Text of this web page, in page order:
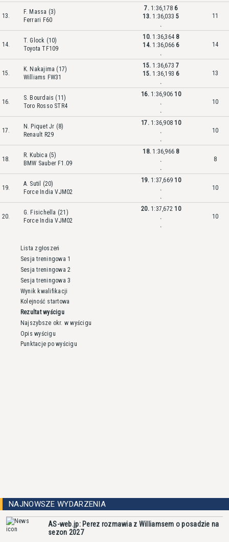
13.
F. Massa (3)
Ferrari F60
7. 1:36,178 6
13. 1:36,0335
.
11
14.
T. Glock (10)
Toyota TF109
10. 1:36,364 8
14. 1:36,066 6
.
14
15.
K. Nakajima (17)
Williams FW31
15. 1:36,6737
15. 1:36,193 6
.
13
16.
S. Bourdais (11)
Toro Rosso STR4
16. 1:36,906 10
.
.
10
17.
N. Piquet Jr (8)
Renault R29
17. 1:36,908 10
.
.
10
18.
R. Kubica (5)
BMW Sauber F1.09
18. 1:36,966 8
.
.
8
19.
A. Sutil (20)
Force India VJM02
19. 1:37,669 10
.
.
10
20.
G. Fisichella (21)
Force India VJM02
20. 1:37,672 10
.
.
10
Lista zgłoszeń
Sesja treningowa 1
Sesja treningowa 2
Sesja treningowa 3
Wynik kwalifikacji
Kolejność startowa
Rezultat wyścigu
Najszybsze okr. w wyścigu
Opis wyścigu
Punktacje po wyścigu
NAJNOWSZE WYDARZENIA
AS-web.jp: Perez rozmawia z Williamsem o posadzie na
sezon 2027